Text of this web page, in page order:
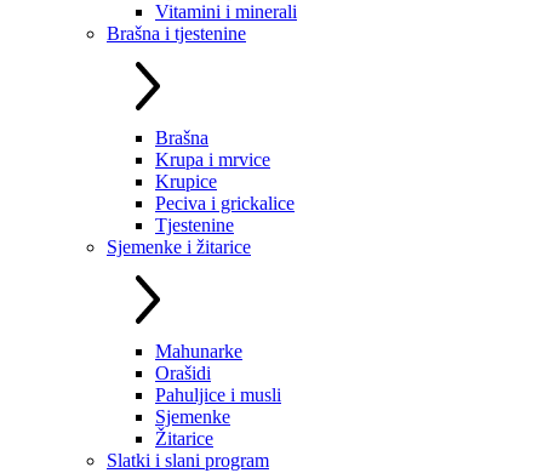
Vitamini i minerali
Brašna i tjestenine
Brašna
Krupa i mrvice
Krupice
Peciva i grickalice
Tjestenine
Sjemenke i žitarice
Mahunarke
Orašidi
Pahuljice i musli
Sjemenke
Žitarice
Slatki i slani program